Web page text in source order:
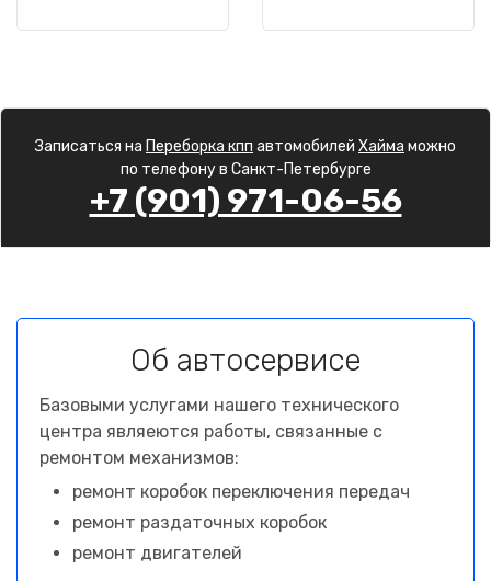
Записаться на Переборка кпп автомобилей Хайма можно
по телефону в Санкт-Петербурге
+7 (901) 971-06-56
Об автосервисе
Базовыми услугами нашего технического
центра являеются работы, связанные с
ремонтом механизмов:
ремонт коробок переключения передач
ремонт раздаточных коробок
ремонт двигателей